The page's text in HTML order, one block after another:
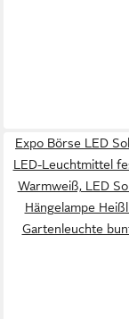
Expo Börse LED
LED-Leuchtmittel
Warmweiß, LED
Hängelampe
Gartenleuchte